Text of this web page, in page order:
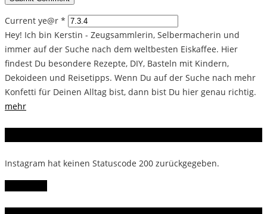
Current ye@r *
Hey! Ich bin Kerstin - Zeugsammlerin, Selbermacherin und
immer auf der Suche nach dem weltbesten Eiskaffee. Hier
findest Du besondere Rezepte, DIY, Basteln mit Kindern,
Dekoideen und Reisetipps. Wenn Du auf der Suche nach mehr
Konfetti für Deinen Alltag bist, dann bist Du hier genau richtig.
mehr
Instagram hat keinen Statuscode 200 zurückgegeben.